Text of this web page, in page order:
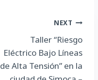
NEXT
Taller “Riesgo
Eléctrico Bajo Líneas
de Alta Tensión” en la